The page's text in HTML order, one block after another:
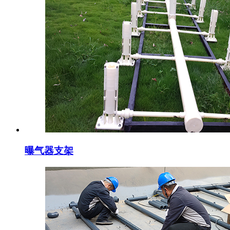
曝气器支架